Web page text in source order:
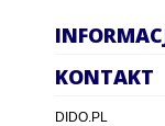
KONTAKT
DIDO.PL